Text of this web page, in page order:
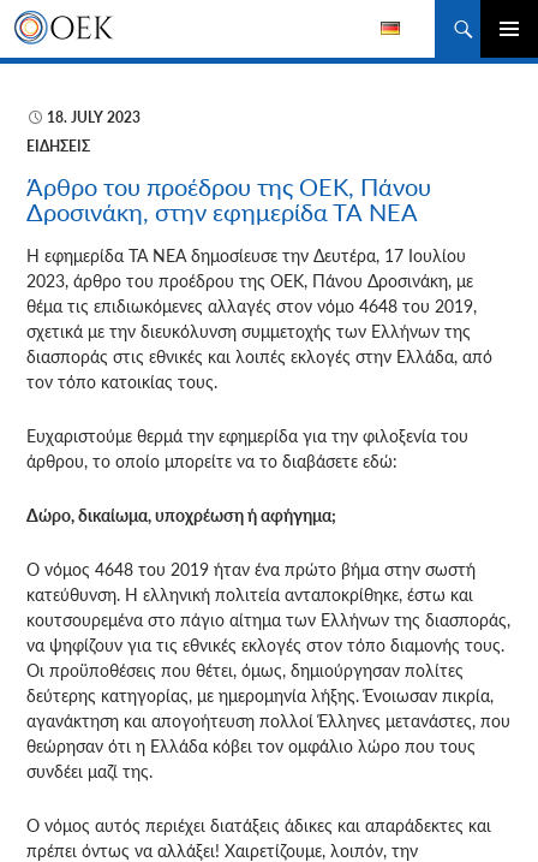
Αναζήτηση
ΚΎΡΙΟ
ΜΕΤΆΒΑΣΗ
18. JULY 2023
ΕΙΔΉΣΕΙΣ
Άρθρο του προέδρου της ΟΕΚ, Πάνου
Δροσινάκη, στην εφημερίδα ΤΑ ΝΕΑ
Η εφημερίδα ΤΑ ΝΕΑ δημοσίευσε την Δευτέρα, 17 Ιουλίου
2023, άρθρο του προέδρου της ΟΕΚ, Πάνου Δροσινάκη, με
θέμα τις επιδιωκόμενες αλλαγές στον νόμο 4648 του 2019,
σχετικά με την διευκόλυνση συμμετοχής των Ελλήνων της
διασποράς στις εθνικές και λοιπές εκλογές στην Ελλάδα, από
τον τόπο κατοικίας τους.
Ευχαριστούμε θερμά την εφημερίδα για την φιλοξενία του
άρθρου, το οποίο μπορείτε να το διαβάσετε εδώ:
Δώρο, δικαίωμα, υποχρέωση ή αφήγημα;
Ο νόμος 4648 του 2019 ήταν ένα πρώτο βήμα στην σωστή
κατεύθυνση. Η ελληνική πολιτεία ανταποκρίθηκε, έστω και
κουτσουρεμένα στο πάγιο αίτημα των Ελλήνων της διασποράς,
να ψηφίζουν για τις εθνικές εκλογές στον τόπο διαμονής τους.
Οι προϋποθέσεις που θέτει, όμως, δημιούργησαν πολίτες
δεύτερης κατηγορίας, με ημερομηνία λήξης. Ένοιωσαν πικρία,
αγανάκτηση και απογοήτευση πολλοί Έλληνες μετανάστες, που
θεώρησαν ότι η Ελλάδα κόβει τον ομφάλιο λώρο που τους
συνδέει μαζί της.
Ο νόμος αυτός περιέχει διατάξεις άδικες και απαράδεκτες και
πρέπει όντως να αλλάξει! Χαιρετίζουμε, λοιπόν, την